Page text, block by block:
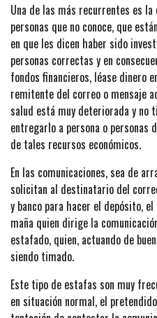
Una de las más recurrentes es
personas que no conoce, que
en que les dicen haber sido
personas correctas y en
fondos financieros, léase dinero
remitente del correo o mensaje
salud está muy deteriorada y no
entregarlo a persona o personas
de tales recursos económicos.
En las comunicaciones, sea de
solicitan al destinatario del
y banco para hacer el depósito,
maña quien dirige la
estafado, quien, actuando de
siendo timado.
Este tipo de estafas son muy
en situación normal, el